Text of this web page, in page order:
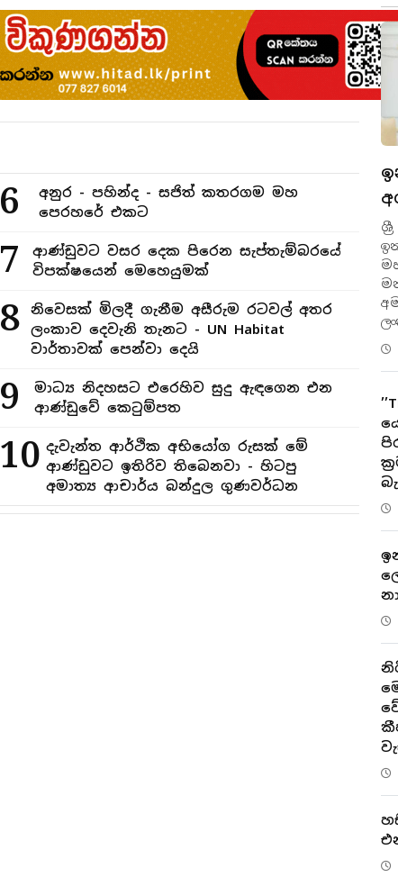
6
අනුර - පහින්ද - සජිත් කතරගම මහ
පෙරහරේ එකට
7
ආණ්ඩුවට වසර දෙක පිරෙන සැප්තැම්බරයේ
විපක්ෂයෙන් මෙහෙයුමක්
8
නිවෙසක් මිලදී ගැනීම අසීරුම රටවල් අතර
ලංකාව දෙවැනි තැනට - UN Habitat
වාර්තාවක් පෙන්වා දෙයි
9
මාධ්‍ය නිදහසට එරෙහිව සුදු ඇඳගෙන එන
ආණ්ඩුවේ කෙටුම්පත
10 දැවැන්ත ආර්ථික අභියෝග රුසක් මේ
ආණ්ඩුවට ඉතිරිව තිබෙනවා - හිටපු
අමාත්‍ය ආචාර්ය බන්දුල ගුණවර්ධන